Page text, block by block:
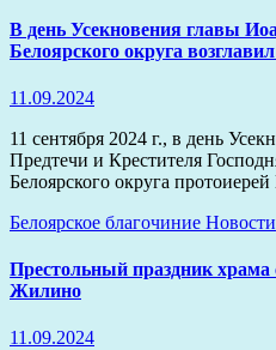
В день Усекновения главы
Белоярского округа
11.09.2024
11 сентября 2024 г., в день
Предтечи и Крестителя
Белоярского округа
Белоярское благочиние Новости
Престольный праздник
Жилино
11.09.2024